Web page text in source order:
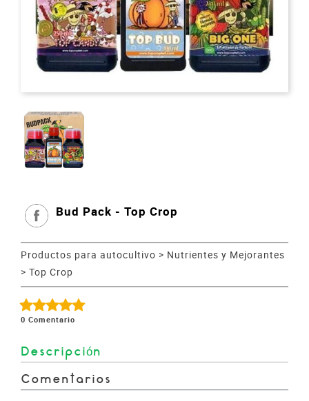
Bud Pack - Top Crop
Productos para autocultivo > Nutrientes y Mejorantes
> Top Crop
0 Comentario
Descripción
Comentarios